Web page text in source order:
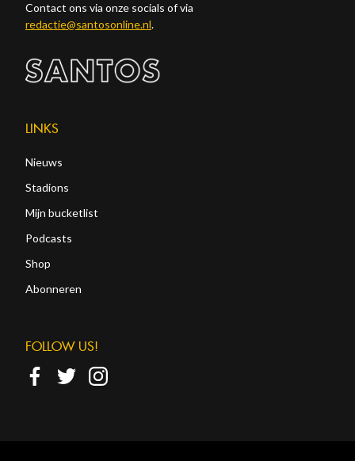
Contact ons via onze socials of via
redactie@santosonline.nl.
LINKS
Nieuws
Stadions
Mijn bucketlist
Podcasts
Shop
Abonneren
FOLLOW US!